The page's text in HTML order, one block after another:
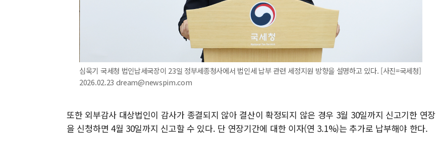
심욱기 국세청 법인납세국장이 23일 정부세종청사에서 법인세 납부 관련 세정지원 방향을 설명하고 있다. [사진=국세청]
2026.02.23 dream@newspim.com
또한 외부감사 대상법인이 감사가 종결되지 않아 결산이 확정되지 않은 경우 3월 30일까지 신고기한 연장
을 신청하면 4월 30일까지 신고할 수 있다. 단 연장기간에 대한 이자(연 3.1%)는 추가로 납부해야 한다.